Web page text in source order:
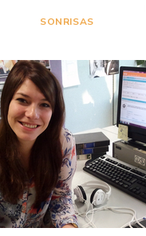
SONRISAS